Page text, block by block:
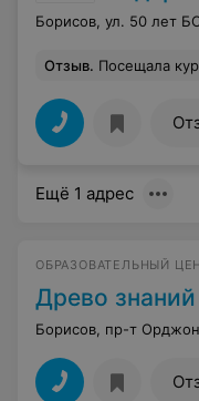
Борисов, ул. 50 лет
Отзыв. Посещала курсы выходного дня по массажу.
Ещё 1 адрес
ОБРАЗОВАТЕЛЬНЫЙ
Древо знаний
Борисов, пр-т